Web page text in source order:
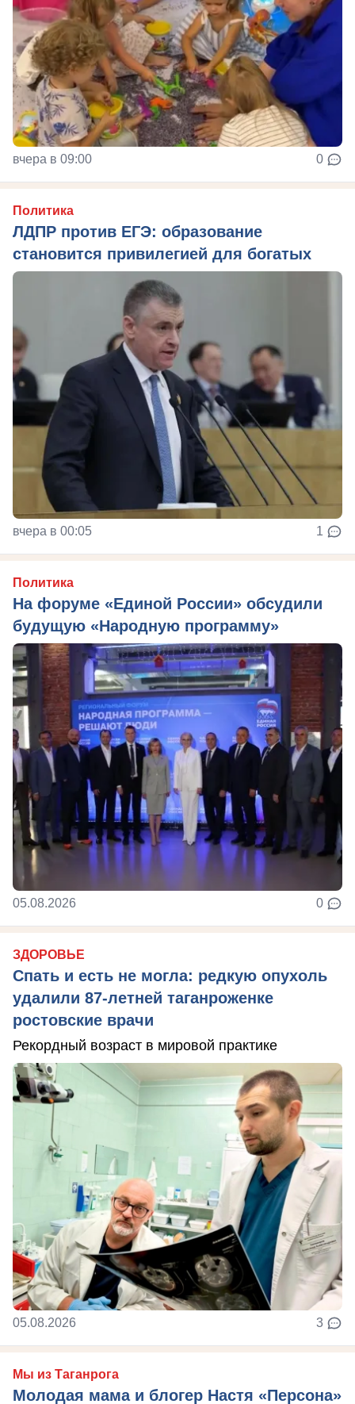
вчера в 09:00 0
Политика
ЛДПР против ЕГЭ: образование
становится привилегией для богатых
вчера в 00:05 1
Политика
На форуме «Единой России» обсудили
будущую «Народную программу»
05.08.2026 0
ЗДОРОВЬЕ
Спать и есть не могла: редкую опухоль
удалили 87-летней таганроженке
ростовские врачи
Рекордный возраст в мировой практике
05.08.2026 3
Мы из Таганрога
Молодая мама и блогер Настя «Персона»